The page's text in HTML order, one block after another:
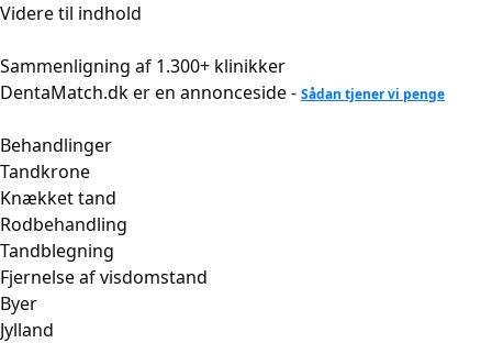
Videre til indhold
Sammenligning af 1.300+ klinikker
DentaMatch.dk er en annonceside - Sådan tjener vi penge
Behandlinger
Tandkrone
Knækket tand
Rodbehandling
Tandblegning
Fjernelse af visdomstand
Byer
Jylland